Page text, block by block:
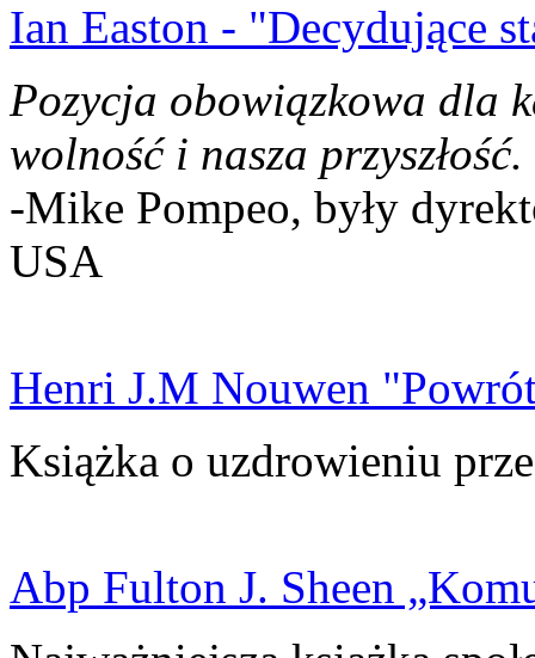
Ian Easton - "Decydujące
Pozycja obowiązkowa dla
wolność i nasza przyszłość.
-Mike Pompeo, były
USA
Henri J.M Nouwen
Książka o uzdrowieniu
Abp Fulton J. Sheen